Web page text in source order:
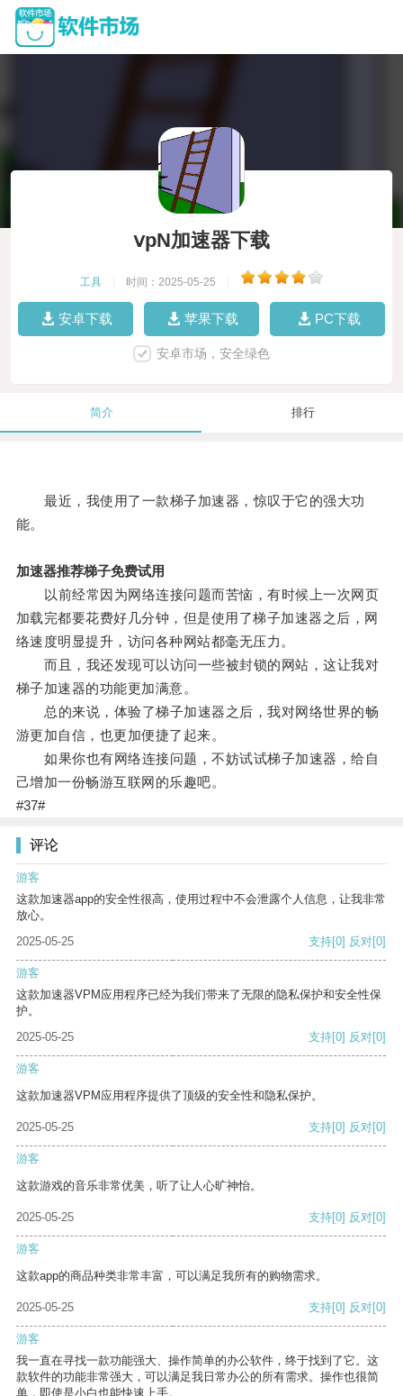
ⅴpN加速器下载
工具 时间：2025-05-25
安卓下载 苹果下载 PC下载
安卓市场，安全绿色
简介 排行
最近，我使用了一款梯子加速器，惊叹于它的强大功
能。
加速器推荐梯子免费试用
以前经常因为网络连接问题而苦恼，有时候上一次网页
加载完都要花费好几分钟，但是使用了梯子加速器之后，网
络速度明显提升，访问各种网站都毫无压力。
而且，我还发现可以访问一些被封锁的网站，这让我对
梯子加速器的功能更加满意。
总的来说，体验了梯子加速器之后，我对网络世界的畅
游更加自信，也更加便捷了起来。
如果你也有网络连接问题，不妨试试梯子加速器，给自
己增加一份畅游互联网的乐趣吧。
#37#
评论
游客
这款加速器app的安全性很高，使用过程中不会泄露个人信息，让我非常
放心。
2025-05-25
支持[0] 反对[0]
游客
这款加速器VPM应用程序已经为我们带来了无限的隐私保护和安全性保
护。
2025-05-25
支持[0] 反对[0]
游客
这款加速器VPM应用程序提供了顶级的安全性和隐私保护。
2025-05-25 支持[0] 反对[0]
游客
这款游戏的音乐非常优美，听了让人心旷神怡。
2025-05-25 支持[0] 反对[0]
游客
这款app的商品种类非常丰富，可以满足我所有的购物需求。
2025-05-25 支持[0] 反对[0]
游客
我一直在寻找一款功能强大、操作简单的办公软件，终于找到了它。这
款软件的功能非常强大，可以满足我日常办公的所有需求。操作也很简
单，即使是小白也能快速上手。